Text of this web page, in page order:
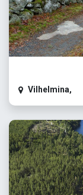
Vilhelmina,